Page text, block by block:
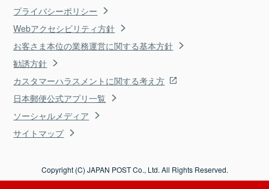
プライバシーポリシー
Webアクセシビリティ方針
お客さま本位の業務運営に関する基本方針
勧誘方針
カスタマーハラスメントに関する考え方
日本郵便公式アプリ一覧
ソーシャルメディア
サイトマップ
Copyright (C) JAPAN POST Co., Ltd. All Rights Reserved.